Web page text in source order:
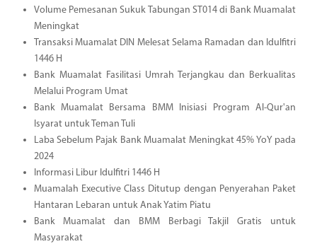
Volume Pemesanan Sukuk Tabungan ST014 di Bank Muamalat
Meningkat
Transaksi Muamalat DIN Melesat Selama Ramadan dan Idulfitri
1446 H
Bank Muamalat Fasilitasi Umrah Terjangkau dan Berkualitas
Melalui Program Umat
Bank Muamalat Bersama BMM Inisiasi Program Al-Qur'an
Isyarat untuk Teman Tuli
Laba Sebelum Pajak Bank Muamalat Meningkat 45% YoY pada
2024
Informasi Libur Idulfitri 1446 H
Muamalah Executive Class Ditutup dengan Penyerahan Paket
Hantaran Lebaran untuk Anak Yatim Piatu
Bank Muamalat dan BMM Berbagi Takjil Gratis untuk
Masyarakat